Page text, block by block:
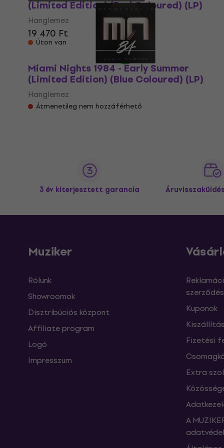
(Limited Edition) (Red Coloured) (LP)
Hanglemez
19 470 Ft
Úton van
Miami Nights 1984 - Early Summer
(Limited Edition) (Blue Coloured) (LP)
Hanglemez
Átmenetileg nem hozzáférhető
3 év kiterjesztett garancia
Muziker
Rólunk
Showroomok
Disztribúciós központ
Affiliate program
Logó
Impresszum
Kuponok
Fizetési
Extra
A